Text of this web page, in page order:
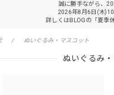
誠に勝手ながら、
2026年8月6日(木
詳しくはBLOGの「夏季
ぬいぐるみ・マスコット
ぬいぐるみ